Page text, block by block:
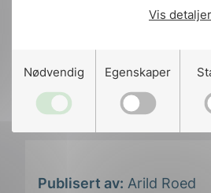
Vis detaljer
Nødvendig Egenskaper
Steinar Midttveit. JWG 31
Publisert av: Arild Roed